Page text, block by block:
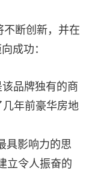
断创新，并在
成功：
品牌独有的商
年前豪华房地
具影响力的思
立令人振奋的